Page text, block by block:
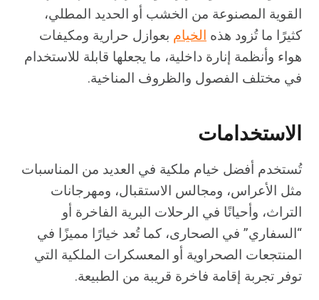
القوية المصنوعة من الخشب أو الحديد المطلي،
كثيرًا ما تُزود هذه الخيام بعوازل حرارية ومكيفات
هواء وأنظمة إنارة داخلية، ما يجعلها قابلة للاستخدام
في مختلف الفصول والظروف المناخية.
الاستخدامات
تُستخدم أفضل خيام ملكية في العديد من المناسبات
مثل الأعراس، ومجالس الاستقبال، ومهرجانات
التراث، وأحيانًا في الرحلات البرية الفاخرة أو
“السفاري” في الصحارى، كما تُعد خيارًا مميزًا في
المنتجعات الصحراوية أو المعسكرات الملكية التي
توفر تجربة إقامة فاخرة قريبة من الطبيعة.